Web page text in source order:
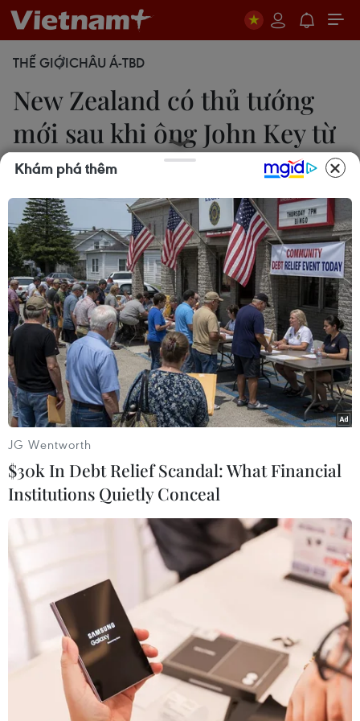
THẾ GIỚICHÂU Á-TBD
New Zealand có thủ tướng
mới sau khi ông John Key từ
chức
11/12/2016 23:47
Phó Thủ tướng, Bộ trưởng Tài chính Bill English
chính thức trở thành Thủ tướng mới của New
Zealand, thay ông John Key tuyên bố từ chức hồi
tuần trước.
Phó Thủ tướng, Bộ trưởng Tài chính Bill English. (Nguồn:
AFP/TTXVN)
Trong cuộc họp sáng 12/12, đảng Quốc gia cầm
quyền ở New Zealand đã chính thức bỏ phiếu
bầu Phó Thủ tướng, Bộ trưởng Tài chính Bill
Khám phá thêm
JG Wentworth
$30k In Debt Relief Scandal: What Financial
Institutions Quietly Conceal